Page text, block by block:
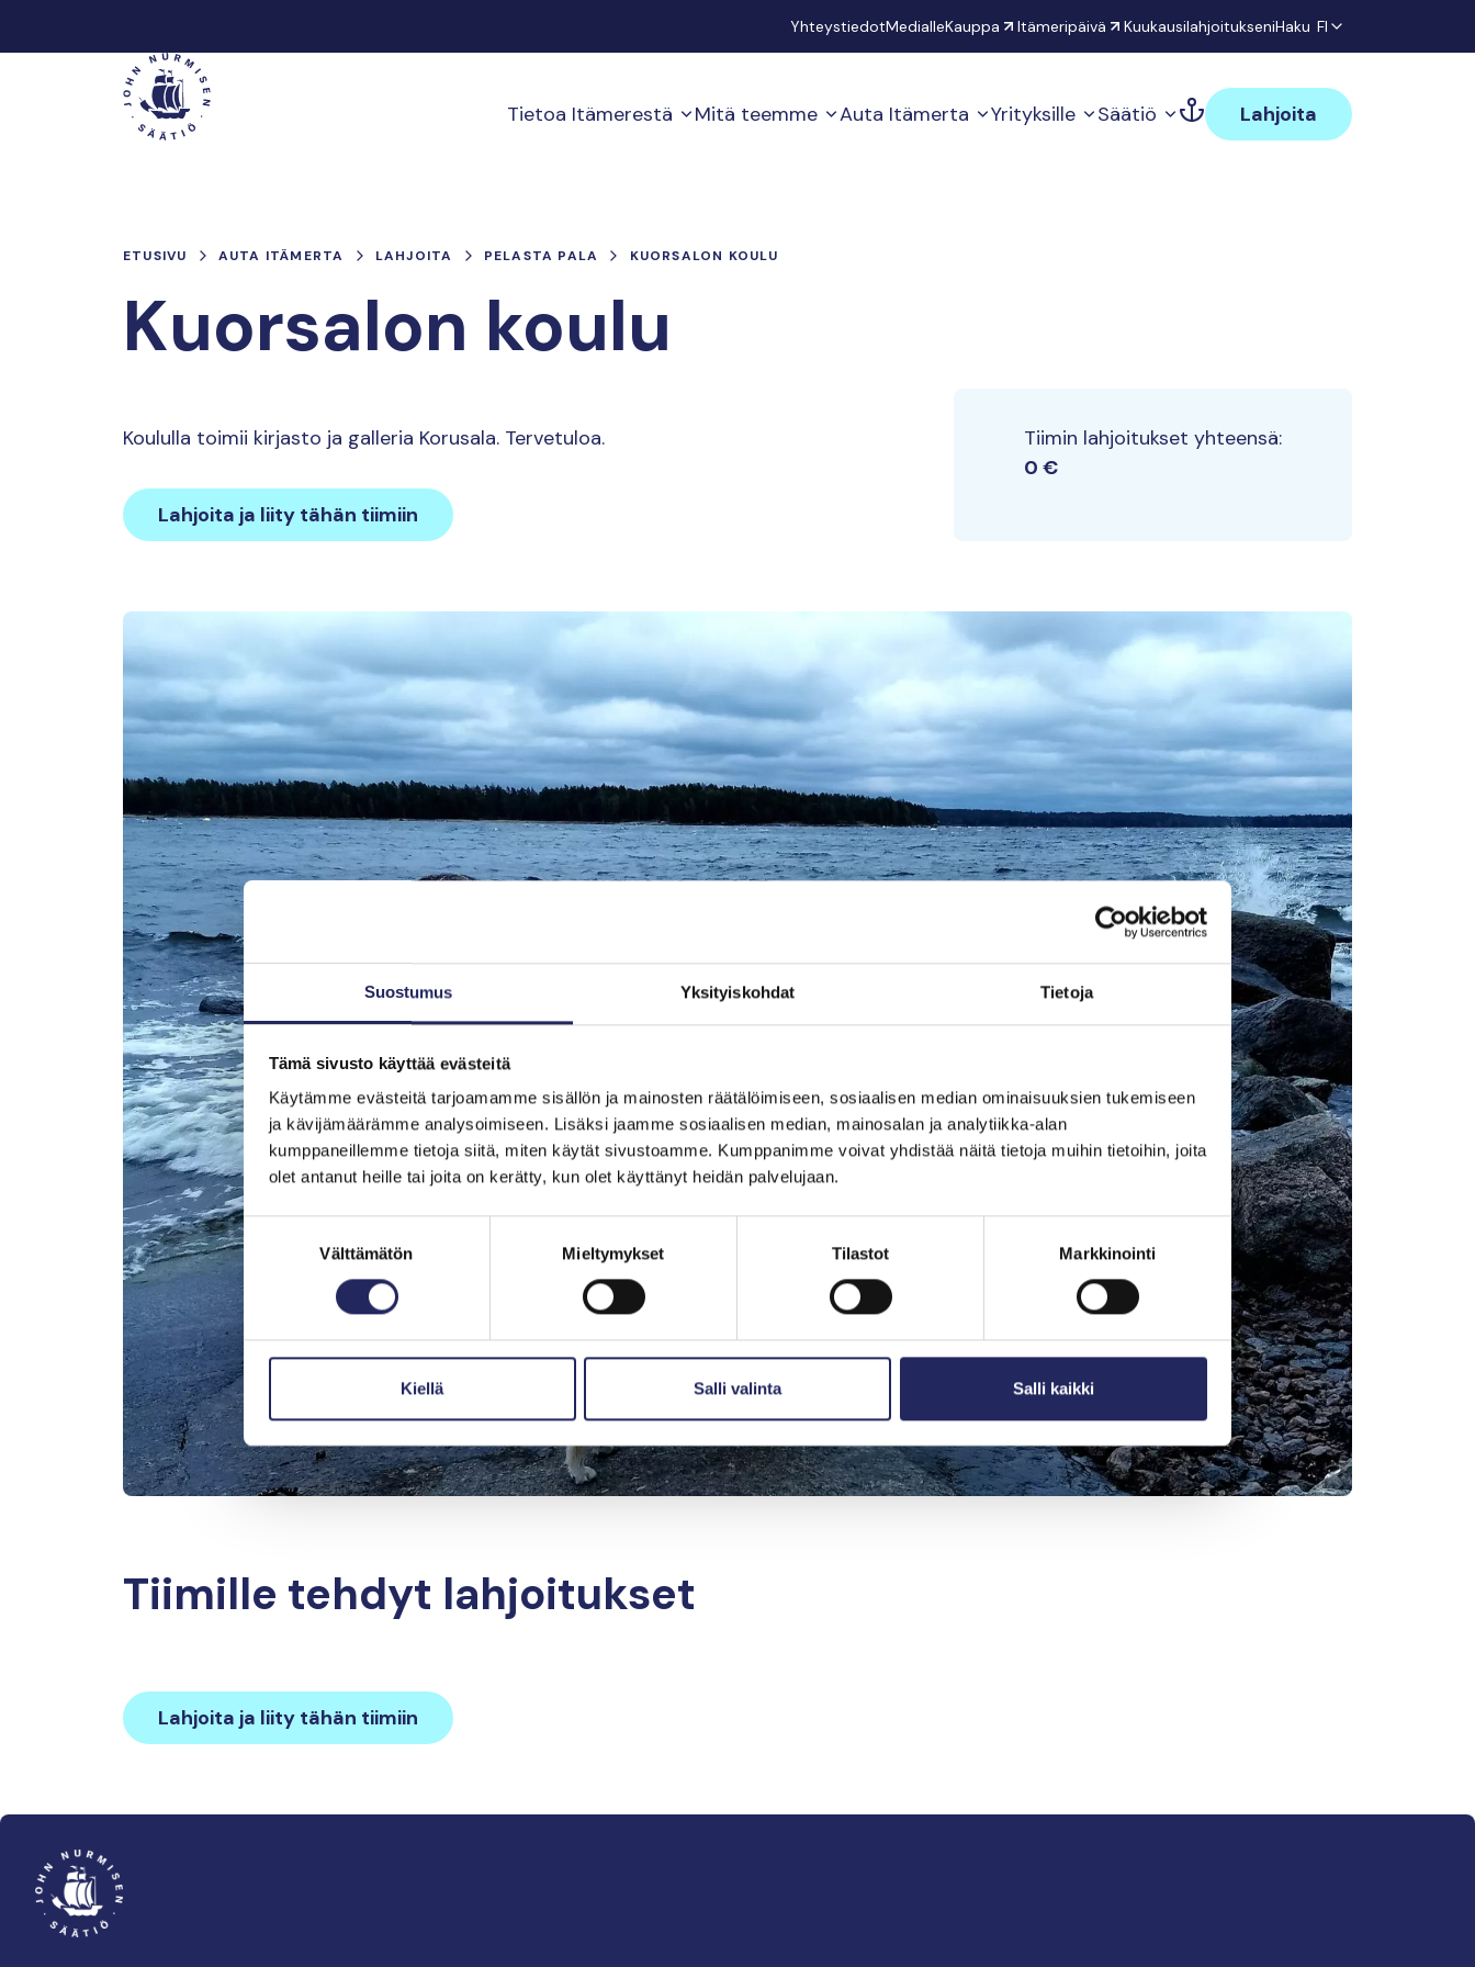
Suostumus Yksityiskohdat Tietoja
Tämä sivusto käyttää evästeitä
Käytämme evästeitä tarjoamamme sisällön ja mainosten räätälöimiseen, sosiaalisen median ominaisuuksien tukemiseen
ja kävijämäärämme analysoimiseen. Lisäksi jaamme sosiaalisen median, mainosalan ja analytiikka-alan
kumppaneillemme tietoja siitä, miten käytät sivustoamme. Kumppanimme voivat yhdistää näitä tietoja muihin tietoihin, joita
olet antanut heille tai joita on kerätty, kun olet käyttänyt heidän palvelujaan.
Suostumuksen
valinta
Välttämätön Mieltymykset Tilastot Markkinointi
Kiellä Salli valinta Salli kaikki
YhteystiedotMedialleKauppa Itämeripäivä KuukausilahjoitukseniHaku FI
Päävalikko Tietoa Itämerestä Mitä teemme Auta Itämerta Yrityksille Säätiö Lahjoita
ETUSIVU AUTA ITÄMERTA LAHJOITA PELASTA PALA KUORSALON KOULU
Kuorsalon koulu
Koululla toimii kirjasto ja galleria Korusala. Tervetuloa.
Lahjoita ja liity tähän tiimiin
Tiimin lahjoitukset yhteensä:
0 €
Tiimille tehdyt lahjoitukset
Lahjoita ja liity tähän tiimiin